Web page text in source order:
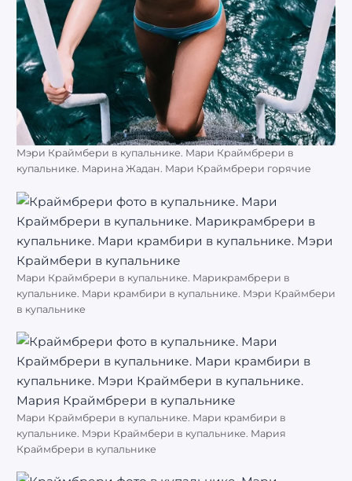
Мэри Краймбери в купальнике. Мари Краймбрери в
купальнике. Марина Жадан. Мари Краймбрери горячие
Мари Краймбрери в купальнике. Марикрамбрери в
купальнике. Мари крамбири в купальнике. Мэри Краймбери
в купальнике
Мари Краймбрери в купальнике. Мари крамбири в
купальнике. Мэри Краймбери в купальнике. Мария
Краймбрери в купальнике